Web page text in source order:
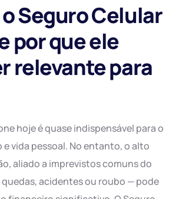
o Seguro Celular
por que ele
relevante para
hoje é quase indispensável para o
vida pessoal. No entanto, o alto
aliado a imprevistos comuns do
acidentes ou roubo — pode